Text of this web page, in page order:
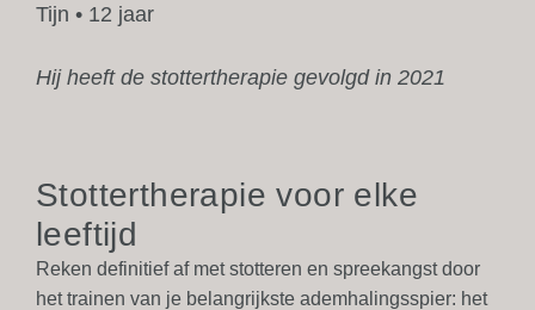
Tijn • 12 jaar
Hij heeft de stottertherapie gevolgd in 2021
Stottertherapie voor elke
leeftijd
Reken definitief af met stotteren en spreekangst door
het trainen van je belangrijkste ademhalingsspier: het